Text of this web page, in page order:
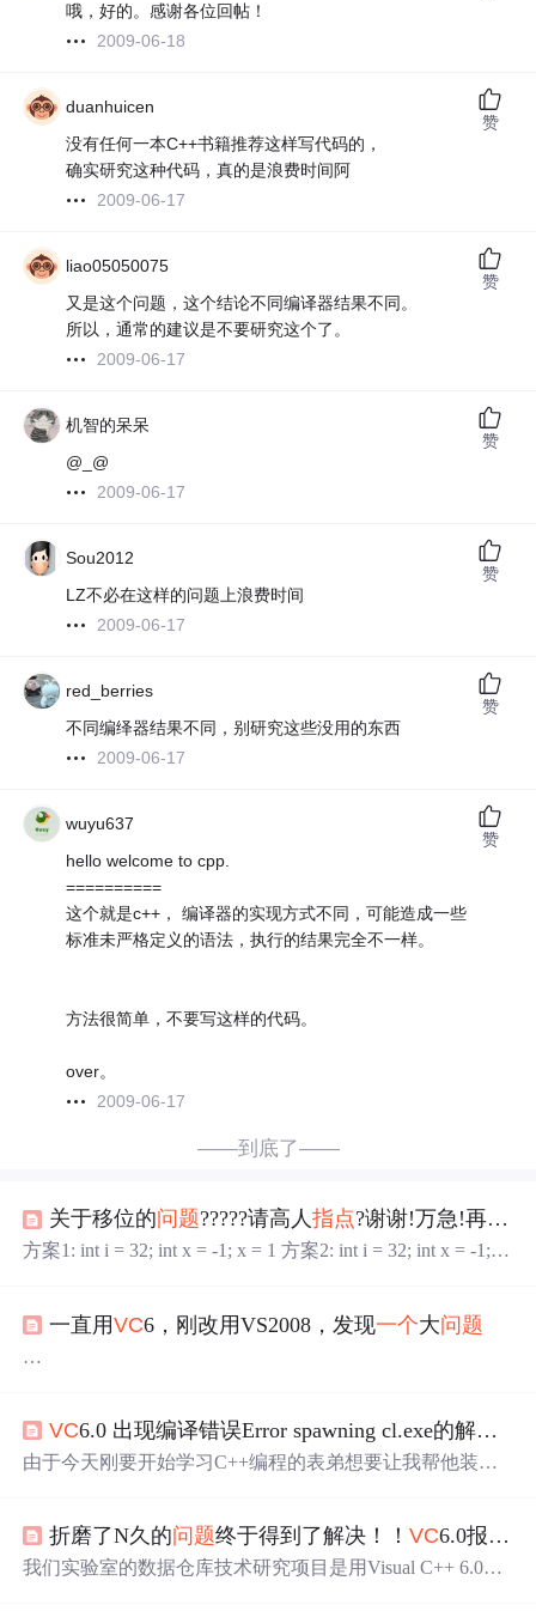
哦，好的。感谢各位回帖！
2009-06-18
duanhuicen
没有任何一本C++书籍推荐这样写代码的，
确实研究这种代码，真的是浪费时间阿
2009-06-17
赞
liao05050075
又是这个问题，这个结论不同编译器结果不同。
所以，通常的建议是不要研究这个了。
2009-06-17
赞
机智的呆呆
@_@
2009-06-17
赞
Sou2012
LZ不必在这样的问题上浪费时间
2009-06-17
赞
red_berries
不同编绎器结果不同，别研究这些没用的东西
2009-06-17
赞
wuyu637
hello welcome to cpp.
==========
这个就是c++， 编译器的实现方式不同，可能造成一些
标准未严格定义的语法，执行的结果完全不一样。
方法很简单，不要写这样的代码。
over。
2009-06-17
赞
——到底了——
关于移位的问题?????请高人指点?谢谢!万急!再谢!!
方案1: int i = 32; int x = -1; x = 1 方案2: int i = 32; int x = -1; x
再谢!!一直用VC6，刚改用VS2008，发现一个大问题
实在不正常
用VC6编译，基本立刻开始了，2008非要慢吞吞的加载不
类似于IE浏览器的那种技术，
速度慢的出奇，
加载一个
大工程，简直等的心急，让我想起N年前用赛扬
VC6.0 出现编译错误Error spawning cl.exe的解决办法
由于今天刚要开始学习C++编程的表弟想要让我帮他装个
问题已经是困扰过很多刚开始要学习C++编程的人很久了
吧。 好，进入正题： 出现这个问题的原因是vc的文件夹
折磨了N久的问题终于得到了解决！！VC6.0报错“0x5003eaed”
我们实验室的数据仓库技术研究项目是用Visual C++ 6.0来